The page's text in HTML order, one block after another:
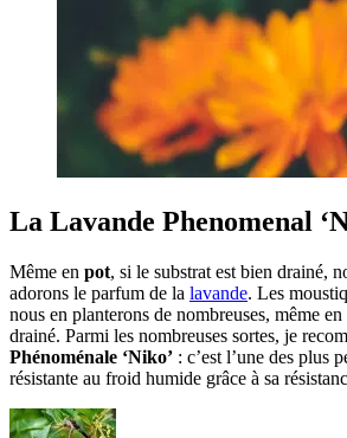
La Lavande Phenomenal
Même en pot, si le substrat est bien drainé,
adorons le parfum de la lavande. Les
nous en planterons de nombreuses, même
drainé. Parmi les nombreuses sortes, je
Phénoménale ‘Niko’ : c’est l’une des plus
résistante au froid humide grâce à sa